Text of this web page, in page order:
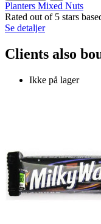
Planters Mixed Nuts
Rated out of 5 stars
Se detaljer
Clients also
Ikke på lager